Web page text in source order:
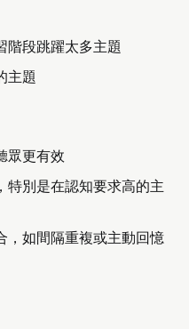
階段跳躍太多主題
主題
眾更有效
特別是在認知要求高的主
，如間隔重複或主動回憶